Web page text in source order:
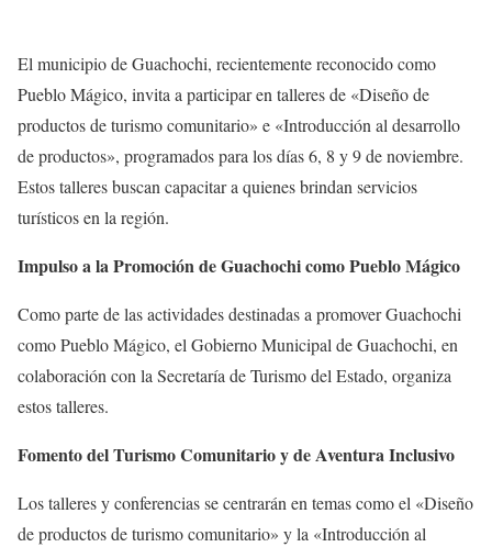
El municipio de Guachochi, recientemente reconocido como
Pueblo Mágico, invita a participar en talleres de «Diseño de
productos de turismo comunitario» e «Introducción al desarrollo
de productos», programados para los días 6, 8 y 9 de noviembre.
Estos talleres buscan capacitar a quienes brindan servicios
turísticos en la región.
Impulso a la Promoción de Guachochi como Pueblo Mágico
Como parte de las actividades destinadas a promover Guachochi
como Pueblo Mágico, el Gobierno Municipal de Guachochi, en
colaboración con la Secretaría de Turismo del Estado, organiza
estos talleres.
Fomento del Turismo Comunitario y de Aventura Inclusivo
Los talleres y conferencias se centrarán en temas como el «Diseño
de productos de turismo comunitario» y la «Introducción al